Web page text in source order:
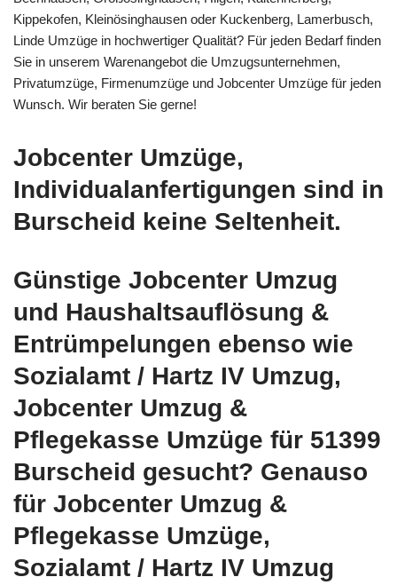
Kippekofen, Kleinösinghausen oder Kuckenberg, Lamerbusch,
Linde Umzüge in hochwertiger Qualität? Für jeden Bedarf finden
Sie in unserem Warenangebot die Umzugsunternehmen,
Privatumzüge, Firmenumzüge und Jobcenter Umzüge für jeden
Wunsch. Wir beraten Sie gerne!
Jobcenter Umzüge,
Individualanfertigungen sind in
Burscheid keine Seltenheit.
Günstige Jobcenter Umzug
und Haushaltsauflösung &
Entrümpelungen ebenso wie
Sozialamt / Hartz IV Umzug,
Jobcenter Umzug &
Pflegekasse Umzüge für 51399
Burscheid gesucht? Genauso
für Jobcenter Umzug &
Pflegekasse Umzüge,
Sozialamt / Hartz IV Umzug